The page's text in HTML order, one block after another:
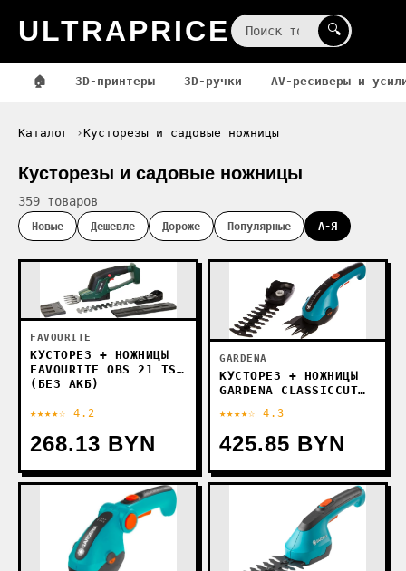
ULTRAPRICE 🔍
🏠 3D-принтеры 3D-ручки AV-ресиверы и
Каталог Кусторезы и садовые ножницы
Кусторезы и садовые ножницы
359 товаров
Новые Дешевле Дороже Популярные А-Я
FAVOURITE
КУСТОРЕЗ + НОЖНИЦЫ
FAVOURITE OBS 21 TS
(БЕЗ АКБ)
★★★★☆ 4.2
268.13 BYN
GARDENA
КУСТОРЕЗ + НОЖНИЦЫ
GARDENA CLASSICCUT
НОЖА)
★★★★☆ 4.3
425.85 BYN